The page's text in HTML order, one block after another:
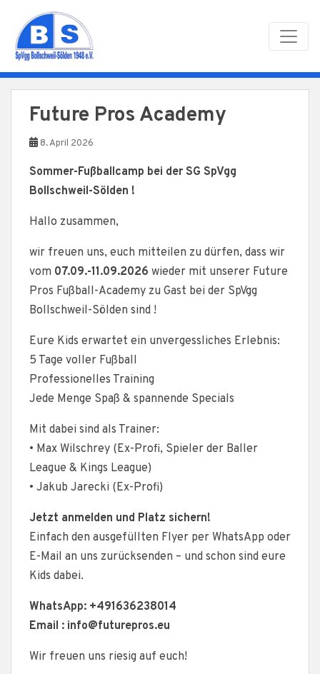
Future Pros Academy
8. April 2026
Sommer-Fußballcamp bei der SG SpVgg
Bollschweil-Sölden !
Hallo zusammen,
wir freuen uns, euch mitteilen zu dürfen, dass wir
vom 07.09.-11.09.2026 wieder mit unserer Future
Pros Fußball-Academy zu Gast bei der SpVgg
Bollschweil-Sölden sind !
Eure Kids erwartet ein unvergessliches Erlebnis:
5 Tage voller Fußball
Professionelles Training
Jede Menge Spaß & spannende Specials
Mit dabei sind als Trainer:
• Max Wilschrey (Ex-Profi, Spieler der Baller
League & Kings League)
• Jakub Jarecki (Ex-Profi)
Jetzt anmelden und Platz sichern!
Einfach den ausgefüllten Flyer per WhatsApp oder
E-Mail an uns zurücksenden – und schon sind eure
Kids dabei.
WhatsApp: +491636238014
Email : info@futurepros.eu
Wir freuen uns riesig auf euch!